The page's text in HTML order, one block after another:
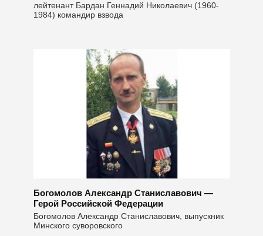
лейтенант Бардан Геннадий Николаевич (1960-
1984) командир взвода
Богомолов Александр Станиславович —
Герой Российской Федерации
Богомолов Александр Станиславович, выпускник
Минского суворовского